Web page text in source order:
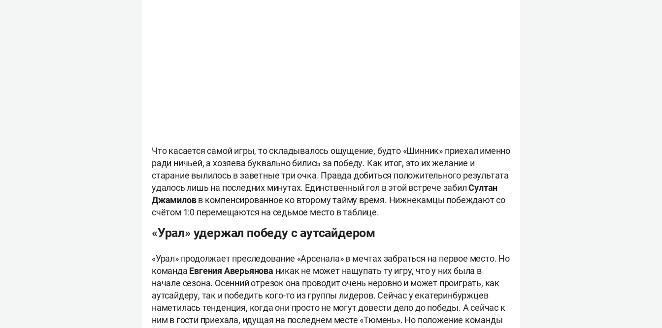
Что касается самой игры, то складывалось ощущение, будто «Шинник» приехал именно
ради ничьей, а хозяева буквально бились за победу. Как итог, это их желание и
старание вылилось в заветные три очка. Правда добиться положительного результата
удалось лишь на последних минутах. Единственный гол в этой встрече забилСултан
Джамиловв компенсированное ко второму тайму время. Нижнекамцы побеждают со
счётом 1:0 перемещаются на седьмое место в таблице.
«Урал» удержал победу с аутсайдером
«Урал» продолжает преследование «Арсенала» в мечтах забраться на первое место. Но
команда Евгения Аверьянова никак не может нащупать ту игру, что у них была в
начале сезона. Осенний отрезок она проводит очень неровно и может проиграть, как
аутсайдеру, так и победить кого-то из группы лидеров. Сейчас у екатеринбуржцев
наметилась тенденция, когда они просто не могут довести дело до победы. А сейчас к
ним в гости приехала, идущая на последнем месте «Тюмень». Но положение команды